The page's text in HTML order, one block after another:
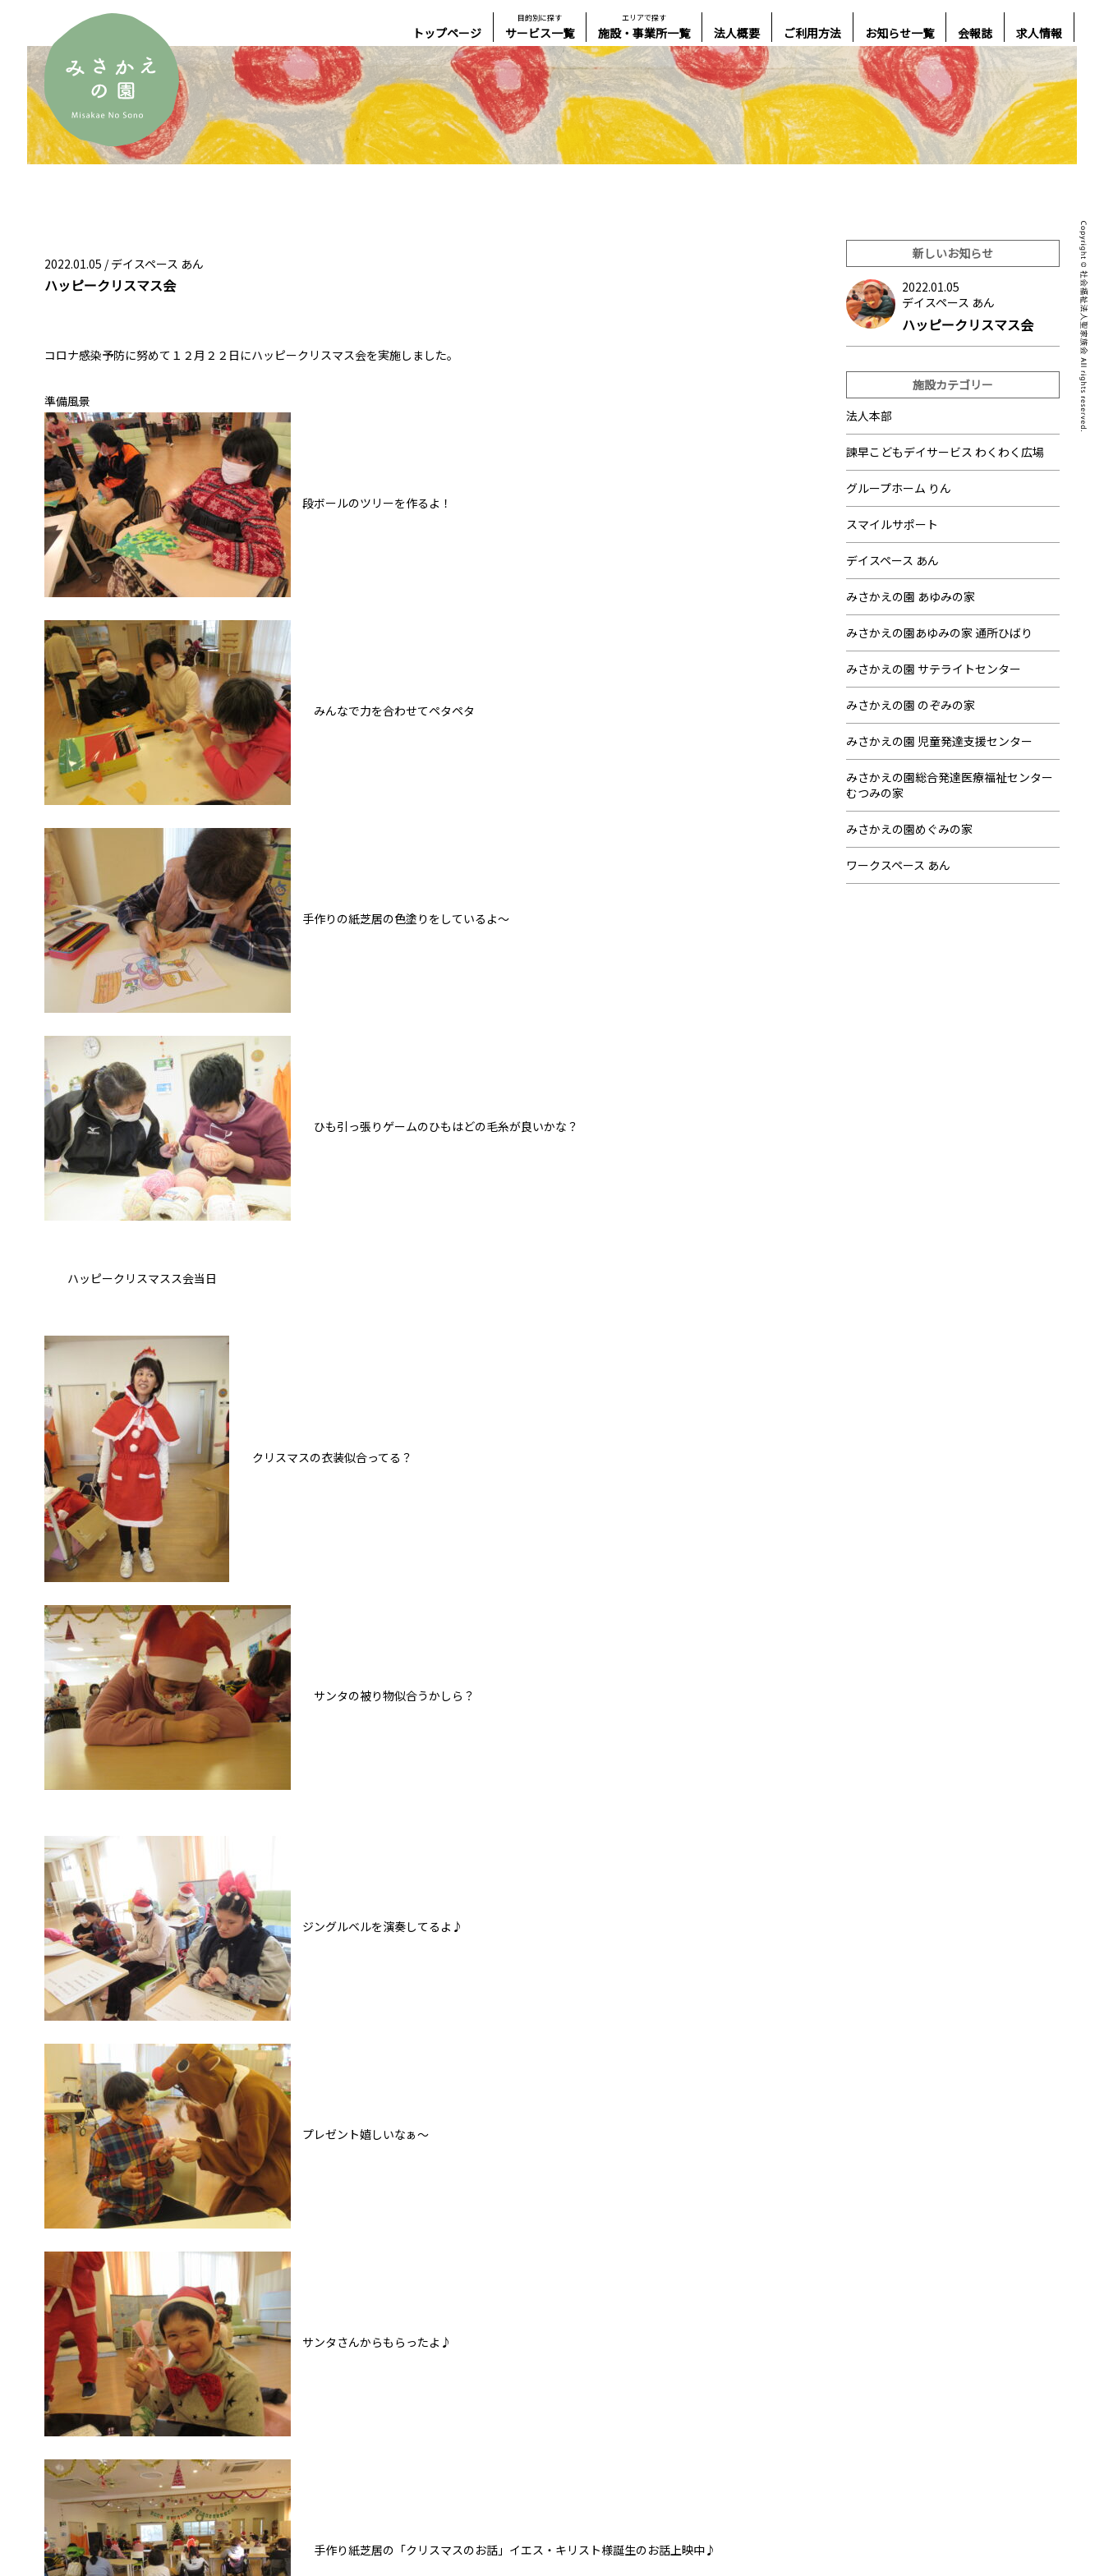
トップページ
目的別に探す
サービス一覧
エリアで探す
施設・事業所一覧 法人概要 ご利用方法 お知らせ一覧 会報誌 求人情報
2022.01.05 /デイスペース あん
ハッピークリスマス会
コロナ感染予防に努めて１２月２２日にハッピークリスマス会を実施しました。
準備風景
段ボールのツリーを作るよ！
みんなで力を合わせてペタペタ
手作りの紙芝居の色塗りをしているよ～
ひも引っ張りゲームのひもはどの毛糸が良いかな？
ハッピークリスマスス会当日
クリスマスの衣装似合ってる？
サンタの被り物似合うかしら？
ジングルベルを演奏してるよ♪
プレゼント嬉しいなぁ～
サンタさんからもらったよ♪
手作り紙芝居の「クリスマスのお話」イエス・キリスト様誕生のお話上映中♪
新しいお知らせ
2022.01.05
デイスペース あん
ハッピークリスマス会
施設カテゴリー
法人本部
諫早こどもデイサービス わくわく広場
グループホーム りん
スマイルサポート
デイスペース あん
みさかえの園 あゆみの家
みさかえの園あゆみの家 通所ひばり
みさかえの園 サテライトセンター
みさかえの園 のぞみの家
みさかえの園 児童発達支援センター
みさかえの園総合発達医療福祉センター
むつみの家
みさかえの園めぐみの家
ワークスペース あん